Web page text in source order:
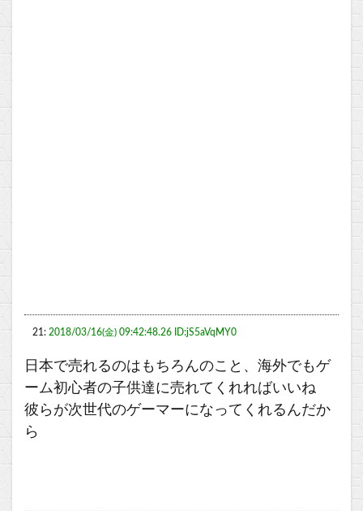
21: 2018/03/16(金) 09:42:48.26 ID:jS5aVqMY0
日本で売れるのはもちろんのこと、海外でもゲ
ーム初心者の子供達に売れてくれればいいね
彼らが次世代のゲーマーになってくれるんだか
ら